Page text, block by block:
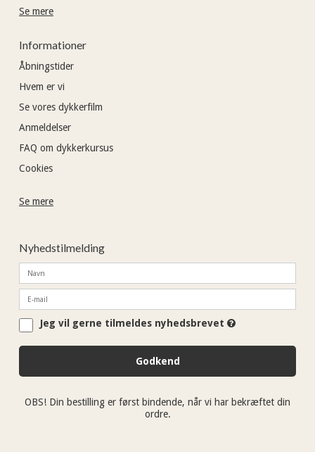
Se mere
Informationer
Åbningstider
Hvem er vi
Se vores dykkerfilm
Anmeldelser
FAQ om dykkerkursus
Cookies
Se mere
Nyhedstilmelding
Jeg vil gerne tilmeldes nyhedsbrevet
Godkend
OBS! Din bestilling er først bindende, når vi har bekræftet din
ordre.